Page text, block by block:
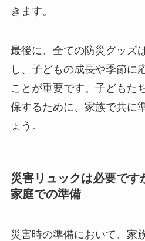
きます。
最後に、全ての防災グッズ
し、子どもの成長や季節に
ことが重要です。子どもた
保するために、家族で共に
ょう。
災害リュックは必要です
家庭での準備
災害時の準備において、家